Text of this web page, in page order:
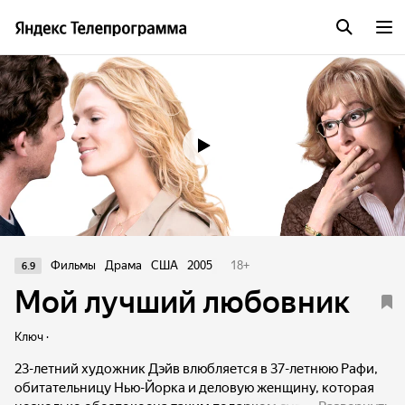
Трейлер
6.9 Фильмы Драма США 2005 18+
Мой лучший любовник
Ключ ·
23-летний художник Дэйв влюбляется в 37-летнюю Рафи,
обитательницу Нью-Йорка и деловую женщину, которая